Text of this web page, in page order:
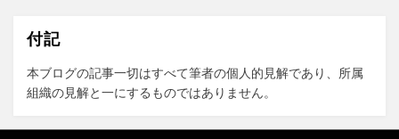
付記
本ブログの記事一切はすべて筆者の個人的見解であり、所属
組織の見解と一にするものではありません。